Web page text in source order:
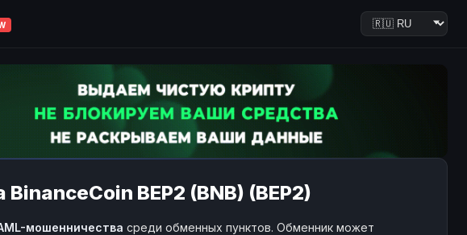
BEP2 (BNB) (BEP2)
мошенничества среди обменных пунктов. Обменник может